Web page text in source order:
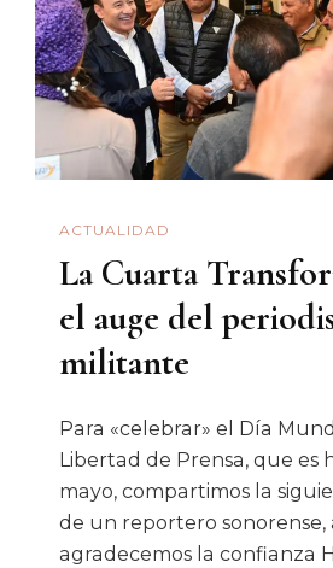
ACTUALIDAD
La Cuarta
el auge del
militante
Para «celebrar» el Día
Libertad de Prensa, que es
mayo, compartimos la
de un reportero sonorense,
agradecemos la confianza